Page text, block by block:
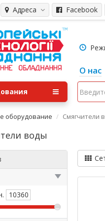
Адреса Facebook
О нас
оборудование Смягчители
воды